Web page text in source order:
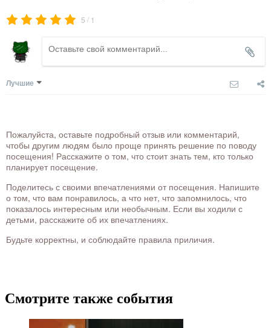
5 / 1
Лучшие
Пожалуйста, оставьте подробный отзыв или комментарий,
чтобы другим людям было проще принять решение по поводу
посещения! Расскажите о том, что стоит знать тем, кто только
планирует посещение.
Поделитесь с своими впечатлениями от посещения. Напишите
о том, что вам понравилось, а что нет, что запомнилось, что
показалось интересным или необычным. Если вы ходили с
детьми, расскажите об их впечатлениях.
Будьте корректны, и соблюдайте правила приличия.
Смотрите также события